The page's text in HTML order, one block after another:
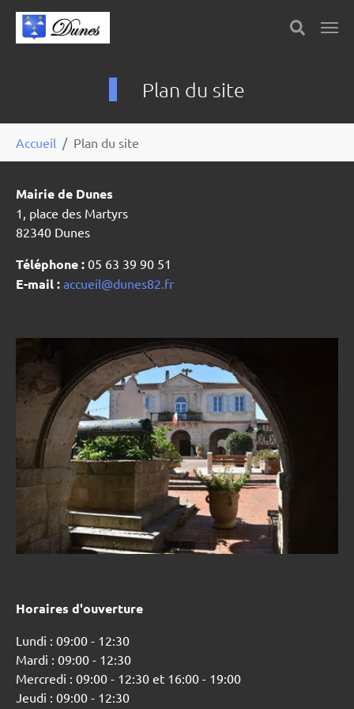
Skip to main content
Plan du site
Accueil Plan du site
Mairie de Dunes
1, place des Martyrs
82340 Dunes
Téléphone : 05 63 39 90 51
E-mail : accueil@dunes82.fr
Horaires d'ouverture
Lundi : 09:00 - 12:30
Mardi : 09:00 - 12:30
Mercredi : 09:00 - 12:30 et 16:00 - 19:00
Jeudi : 09:00 - 12:30
Panneau de gestion des cookies